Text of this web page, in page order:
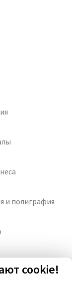
и полиграфия
картона
cookie!